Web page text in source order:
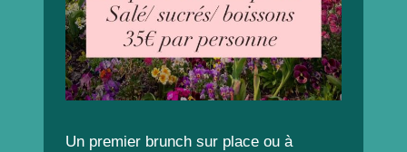
Un premier brunch sur place ou à